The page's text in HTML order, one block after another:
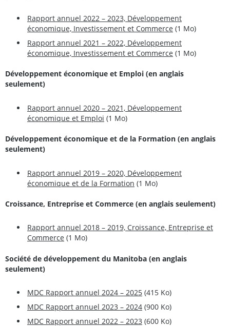
Rapport annuel 2022 – 2023, Développement
économique, Investissement et Commerce (1 Mo)
Rapport annuel 2021 – 2022, Développement
économique, Investissement et Commerce (1 Mo)
Développement économique et Emploi (en anglais
seulement)
Rapport annuel 2020 – 2021, Développement
économique et Emploi (1 Mo)
Développement économique et de la Formation (en anglais
seulement)
Rapport annuel 2019 – 2020, Développement
économique et de la Formation (1 Mo)
Croissance, Entreprise et Commerce (en anglais seulement)
Rapport annuel 2018 – 2019, Croissance, Entreprise et
Commerce (1 Mo)
Société de développement du Manitoba (en anglais
seulement)
MDC Rapport annuel 2024 – 2025 (415 Ko)
MDC Rapport annuel 2023 – 2024 (900 Ko)
MDC Rapport annuel 2022 – 2023 (600 Ko)